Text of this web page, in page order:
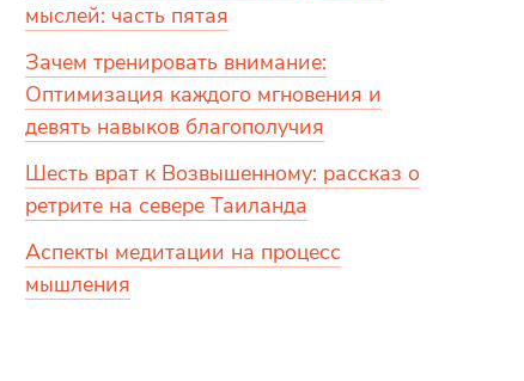
мыслей: часть пятая
Зачем тренировать внимание:
Оптимизация каждого мгновения и
девять навыков благополучия
Шесть врат к Возвышенному: рассказ о
ретрите на севере Таиланда
Аспекты медитации на процесс
мышления